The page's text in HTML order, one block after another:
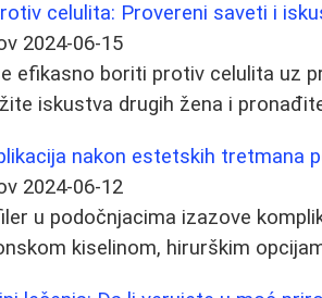
celulita: Provereni saveti i
2024-06-15
efikasno boriti protiv celulita uz
iskustva drugih žena i
nakon estetskih tretmana
2024-06-12
u podočnjacima izazove
kiselinom, hirurškim